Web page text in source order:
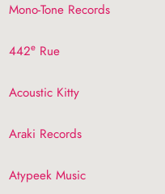
Mono-Tone Records
442e Rue
Acoustic Kitty
Araki Records
Atypeek Music